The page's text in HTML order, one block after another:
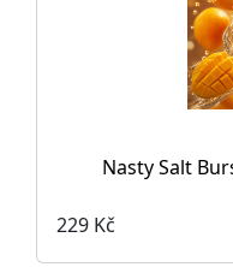
Nasty Salt
229 Kč